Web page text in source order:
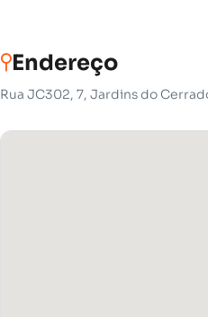
Endereço
Rua JC302, 7, Jardins do